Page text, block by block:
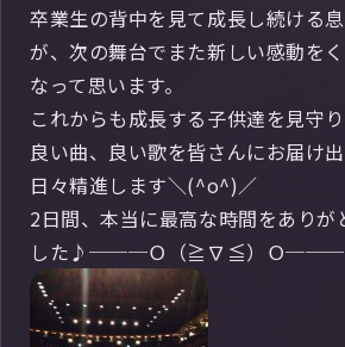
卒業生の背中を見て成長し続ける
が、次の舞台でまた新しい感動を
なって思います。
これからも成長する子供達を見守
良い曲、良い歌を皆さんにお届け出
日々精進します＼(^o^)／
2日間、本当に最高な時間をありが
した♪───Ｏ（≧∇≦）Ｏ